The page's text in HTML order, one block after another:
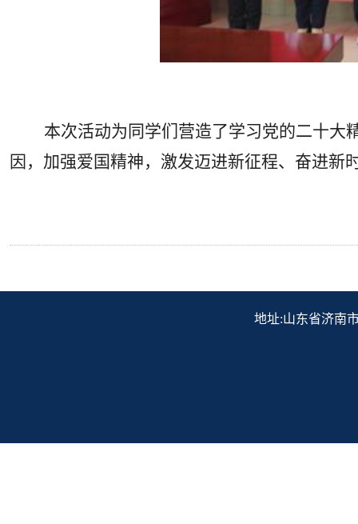
本次活动为同学们营造了学习党的二十大
因，加强爱国精神，激发迈进新征程、奋进新
地址:山东省济南